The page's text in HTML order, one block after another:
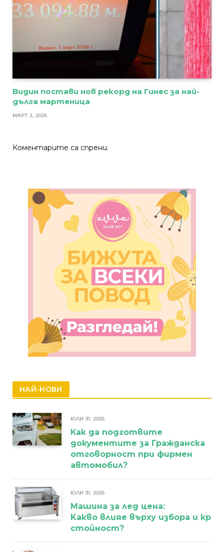
Видин постави нов рекорд на Гинес за най-
дълга мартеница
МАРТ 2, 2026
Коментарите са спрени.
НАЙ-НОВИ
ЮЛИ 31, 2026
Как да подготвите
документите за Гражданска
отговорност при фирмен
автомобил?
ЮЛИ 31, 2026
Машина за лед цена:
Kакво влияе върху избора и
стойност?